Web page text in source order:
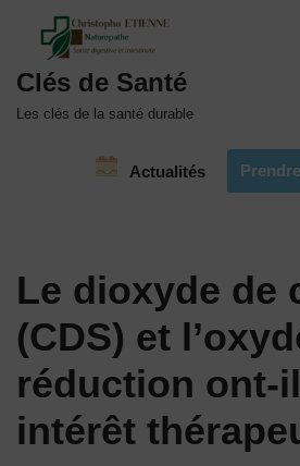
au
contenu
Clés de Santé
Les clés de la santé durable
Actualités
Le dioxyde de
(CDS) et
réduction ont-
intérêt